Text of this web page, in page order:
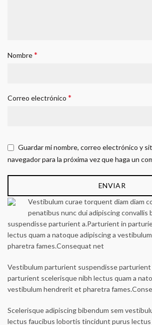
Nombre*
Correo electrónico *
Guardar mi nombre, correo electrónico y
navegador para la próxima vez que haga un
Vestibulum curae torquent diam diam
penatibus nunc dui adipiscing convallis
suspendisse parturient a.Parturient in
lectus quam a natoque adipiscing a
pharetra fames.Consequat net
Vestibulum parturient suspendisse
parturient scelerisque nibh lectus quam a
vestibulum hendrerit et pharetra
Scelerisque adipiscing bibendum sem
lectus faucibus lobortis tincidunt purus lectus